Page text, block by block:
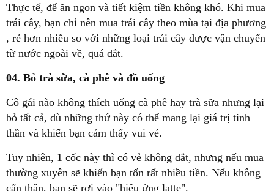
Thực tế, để ăn ngon và tiết kiệm tiền không khó. Khi mua
trái cây, bạn chỉ nên mua trái cây theo mùa tại địa phương
, rẻ hơn nhiều so với những loại trái cây được vận chuyển
từ nước ngoài về, quá đắt.
04. Bỏ trà sữa, cà phê và đồ uống
Cô gái nào không thích uống cà phê hay trà sữa nhưng lại
bỏ tất cả, dù những thứ này có thể mang lại giá trị tinh
thần và khiến bạn cảm thấy vui vẻ.
Tuy nhiên, 1 cốc này thì có vẻ không đắt, nhưng nếu mua
thường xuyên sẽ khiến bạn tốn rất nhiều tiền. Nếu không
cẩn thận, bạn sẽ rơi vào "hiệu ứng latte".